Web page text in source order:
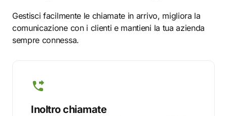
Gestisci facilmente le chiamate in arrivo, migliora la
comunicazione con i clienti e mantieni la tua azienda
sempre connessa.
Inoltro chiamate